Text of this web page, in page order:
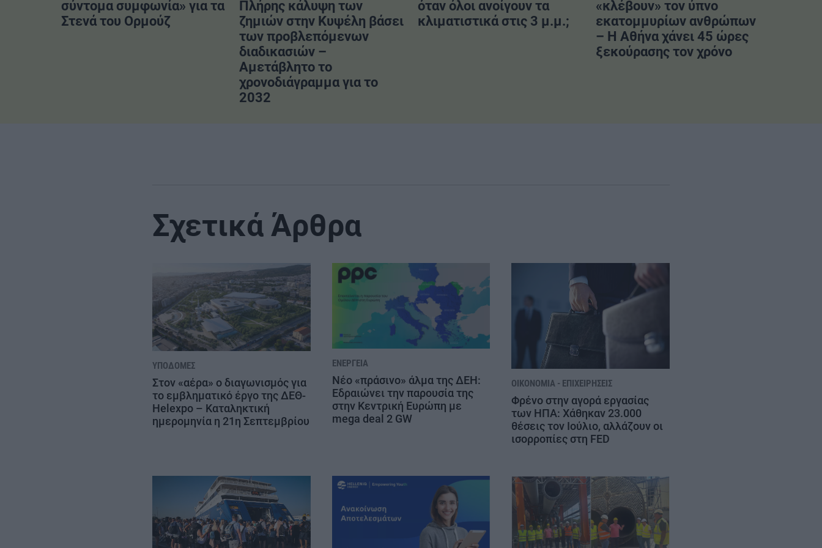
σύντομα συμφωνία» για τα
Στενά του Ορμούζ
Πλήρης κάλυψη των
ζημιών στην Κυψέλη βάσει
των προβλεπόμενων
διαδικασιών –
Αμετάβλητο το
χρονοδιάγραμμα για το
2032
όταν όλοι ανοίγουν τα
κλιματιστικά στις 3 μ.μ.;
«κλέβουν» τον ύπνο
εκατομμυρίων ανθρώπων
– Η Αθήνα χάνει 45 ώρες
ξεκούρασης τον χρόνο
Σχετικά Άρθρα
ΥΠΟΔΟΜΈΣ
Στον «αέρα» ο διαγωνισμός για
το εμβληματικό έργο της ΔΕΘ-
Helexpo – Καταληκτική
ημερομηνία η 21η Σεπτεμβρίου
ΕΝΈΡΓΕΙΑ
Νέο «πράσινο» άλμα της ΔΕΗ:
Εδραιώνει την παρουσία της
στην Κεντρική Ευρώπη με
mega deal 2 GW
ΟΙΚΟΝΟΜΊΑ - ΕΠΙΧΕΙΡΉΣΕΙΣ
Φρένο στην αγορά εργασίας
των ΗΠΑ: Χάθηκαν 23.000
θέσεις τον Ιούλιο, αλλάζουν οι
ισορροπίες στη FED